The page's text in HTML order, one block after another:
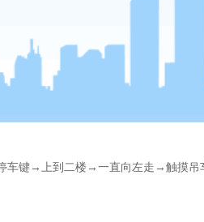
车键→上到二楼→一直向左走→触摸